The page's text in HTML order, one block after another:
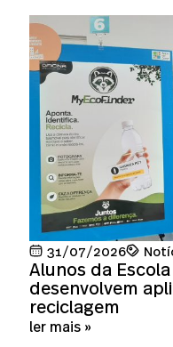
31/07/2026
Alunos da
desenvolvem
reciclagem
ler mais »